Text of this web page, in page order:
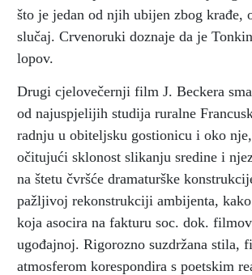
što je jedan od njih ubijen zbog krađe,
slučaj. Crvenoruki doznaje da je
lopov.
Drugi cjelovečernji film J. Beckera
od najuspjelijih studija ruralne
radnju u obiteljsku gostionicu i oko
očitujući sklonost slikanju sredine i
na štetu čvršće dramaturške
pažljivoj rekonstrukciji ambijenta,
koja asocira na fakturu soc. dok.
ugođajnoj. Rigorozno suzdržana stila,
atmosferom korespondira s poetskim